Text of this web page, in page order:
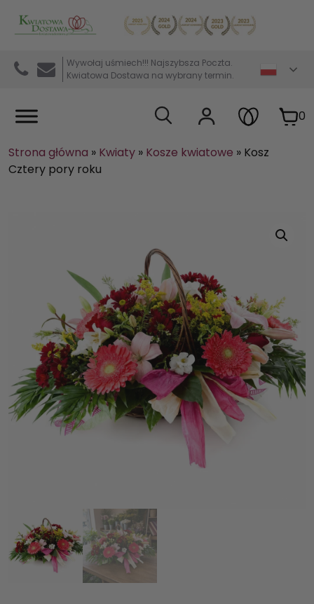
Kwiaciarnia internetowa Kwiatowa Dostawa
Wywołaj uśmiech!!! Najszybsza Poczta.
Kwiatowa Dostawa na wybrany termin.
0
Strona główna » Kwiaty » Kosze kwiatowe » Kosz
Cztery pory roku